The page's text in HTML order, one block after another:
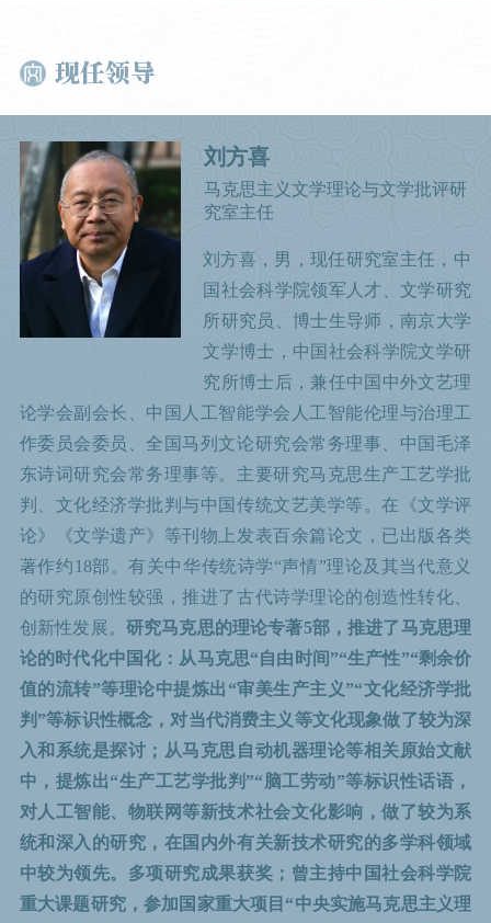
现任领导
刘方喜
马克思主义文学理论与文学批评研
究室主任
刘方喜，男，现任研究室主任，中
国社会科学院领军人才、文学研究
所研究员、博士生导师，南京大学
文学博士，中国社会科学院文学研
究所博士后，兼任中国中外文艺理
论学会副会长、中国人工智能学会人工智能伦理与治理工
作委员会委员、全国马列文论研究会常务理事、中国毛泽
东诗词研究会常务理事等。主要研究马克思生产工艺学批
判、文化经济学批判与中国传统文艺美学等。在《文学评
论》《文学遗产》等刊物上发表百余篇论文，已出版各类
著作约18部。有关中华传统诗学“声情”理论及其当代意义
的研究原创性较强，推进了古代诗学理论的创造性转化、
创新性发展。 研究马克思的理论专著5部，推进了马克思理
论的时代化中国化：从马克思“自由时间”“生产性”“剩余价
值的流转”等理论中提炼出“审美生产主义”“文化经济学批
判”等标识性概念，对当代消费主义等文化现象做了较为深
入和系统是探讨；从马克思自动机器理论等相关原始文献
中，提炼出“生产工艺学批判”“脑工劳动”等标识性话语，
对人工智能、物联网等新技术社会文化影响，做了较为系
统和深入的研究，在国内外有关新技术研究的多学科领域
中较为领先。多项研究成果获奖；曾主持中国社会科学院
重大课题研究，参加国家重大项目“中央实施马克思主义理